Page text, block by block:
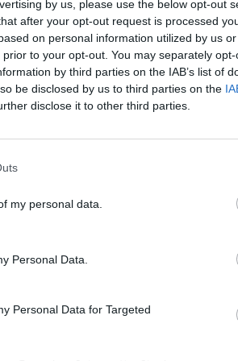
by us, please use the below opt-out
after your opt-out request is processed
on personal information utilized by us
to your opt-out. You may separately
by third parties on the IAB’s list of
be disclosed by us to third parties on the
disclose it to other third parties.
my personal data.
Personal Data.
Personal Data for Targeted
termal em Vale da Mó
junho
da Mó, no concelho de Anadia,
dia 1 de junho, para mais
termal em Vale da Mó
da Mó, famosas pela sua rara
portas, esta quarta-feira, dia 1